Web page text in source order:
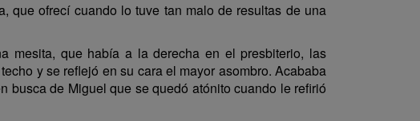
ofrecí cuando lo tuve tan malo de resultas de una
mesita, que había a la derecha en el presbiterio, las
y se reflejó en su cara el mayor asombro. Acababa
busca de Miguel que se quedó atónito cuando le refirió